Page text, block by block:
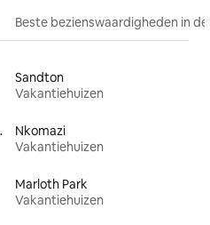
Beste bezienswaardigheden in
Sandton
Vakantiehuizen
Nkomazi
Vakantiehuizen
Marloth Park
Vakantiehuizen